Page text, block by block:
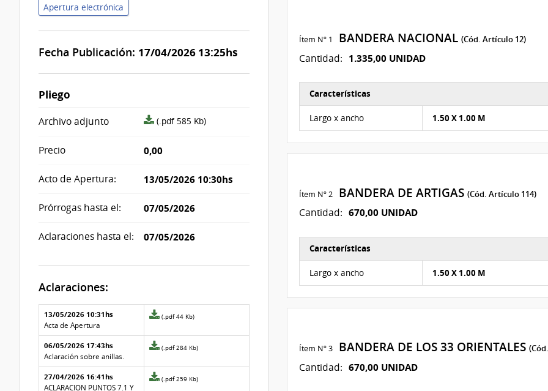
Apertura electrónica
Fecha Publicación: 17/04/2026 13:25hs
Pliego
Archivo adjunto
archivo
(.pdf 585 Kb)
Precio 0,00
Acto de Apertura: 13/05/2026 10:30hs
Prórrogas hasta el: 07/05/2026
Aclaraciones hasta el: 07/05/2026
Aclaraciones:
Aclaraciones del llamado
Fecha y
texto de
la
aclaración
Archivo
de la
aclaración
13/05/2026 10:31hs
Acta de Apertura
Archivo
de
la
Nº
2
(.pdf 44 Kb)
06/05/2026 17:43hs
Aclaración sobre anillas.
Archivo
de
la
(.pdf 284 Kb)
27/04/2026 16:41hs
ACLARACION PUNTOS 7.1 Y
Archivo
(.pdf 259 Kb)
Ítem Nº 1 BANDERA NACIONAL (Cód. Artículo 12)
Cantidad: 1.335,00 UNIDAD
Características
Largo x ancho 1.50 X 1.00 M
Ítem Nº 2BANDERA DE ARTIGAS (Cód. Artículo 114)
Cantidad: 670,00 UNIDAD
Características del Ítem Nº 4
Características
Largo x ancho 1.50 X 1.00 M
Ítem Nº 3BANDERA DE LOS 33 ORIENTALES
Cantidad: 670,00 UNIDAD